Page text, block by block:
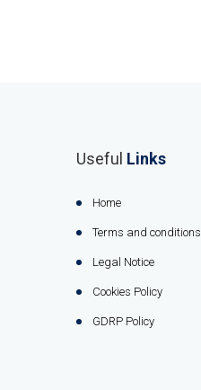
Useful Links
Home
Terms and conditions
Legal Notice
Cookies Policy
GDRP Policy